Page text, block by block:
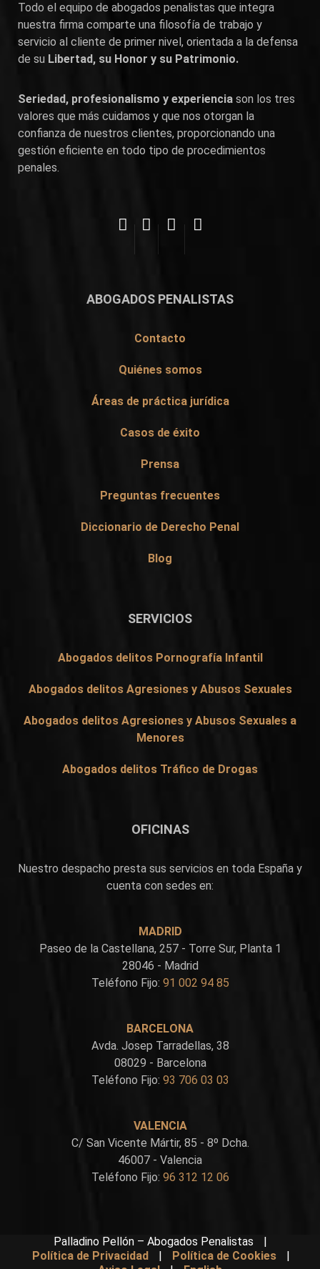
Todo el equipo de abogados penalistas que integra
nuestra firma comparte una filosofía de trabajo y
servicio al cliente de primer nivel, orientada a la defensa
de su Libertad, su Honor y su Patrimonio.
Seriedad, profesionalismo y experiencia son los tres
valores que más cuidamos y que nos otorgan la
confianza de nuestros clientes, proporcionando una
gestión eficiente en todo tipo de procedimientos
penales.
ABOGADOS PENALISTAS
Contacto
Quiénes somos
Áreas de práctica jurídica
Casos de éxito
Prensa
Preguntas frecuentes
Diccionario de Derecho Penal
Blog
SERVICIOS
Abogados delitos Pornografía Infantil
Abogados delitos Agresiones y Abusos Sexuales
Abogados delitos Agresiones y Abusos Sexuales a
Menores
Abogados delitos Tráfico de Drogas
OFICINAS
Nuestro despacho presta sus servicios en toda España y
cuenta con sedes en:
MADRID
Paseo de la Castellana, 257 - Torre Sur, Planta 1
28046 - Madrid
Teléfono Fijo: 91 002 94 85
BARCELONA
Avda. Josep Tarradellas, 38
08029 - Barcelona
Teléfono Fijo: 93 706 03 03
VALENCIA
C/ San Vicente Mártir, 85 - 8º Dcha.
46007 - Valencia
Teléfono Fijo: 96 312 12 06
Palladino Pellón – Abogados Penalistas
|
Política de Privacidad
| Política de Cookies
|